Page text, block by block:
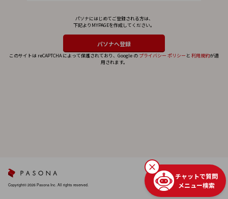
パソナにはじめてご登録される方は、
下記よりMYPAGEを作成してください。
このサイトは reCAPTCHA によって保護されており、Google の プライバシー ポリシー と 利用規約が適
用されます。
Copyright© 2026 Pasona Inc. All rights reserved.
チャットで質問
メニュー検索